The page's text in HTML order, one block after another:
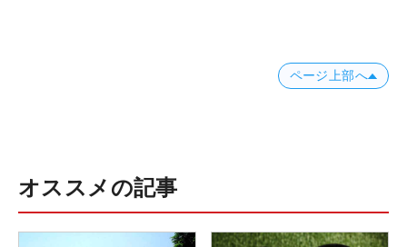
ページ上部へ
オススメの記事